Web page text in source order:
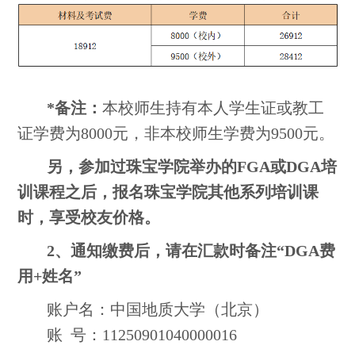
*备注： 本校师生持有本人学生证或教工
证学费为8000元，非本校师生学费为9500元。
另，参加过珠宝学院举办的FGA或DGA培
训课程之后，报名珠宝学院其他系列培训课
时，享受校友价格。
2、通知缴费后，请在汇款时备注“DGA费
用+姓名”
账户名：中国地质大学（北京）
账 号：11250901040000016